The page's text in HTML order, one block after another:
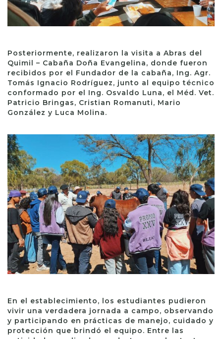
Posteriormente, realizaron la visita a Abras del
Quimil – Cabaña Doña Evangelina, donde fueron
recibidos por el Fundador de la cabaña, Ing. Agr.
Tomás Ignacio Rodríguez, junto al equipo técnico
conformado por el Ing. Osvaldo Luna, el Méd. Vet.
Patricio Bringas, Cristian Romanuti, Mario
González y Luca Molina.
En el establecimiento, los estudiantes pudieron
vivir una verdadera jornada a campo, observando
y participando en prácticas de manejo, cuidado y
protección que brindó el equipo. Entre las